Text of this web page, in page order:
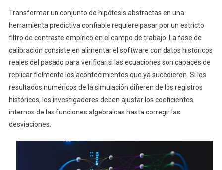
Transformar un conjunto de hipótesis abstractas en una
herramienta predictiva confiable requiere pasar por un estricto
filtro de contraste empírico en el campo de trabajo. La fase de
calibración consiste en alimentar el software con datos históricos
reales del pasado para verificar si las ecuaciones son capaces de
replicar fielmente los acontecimientos que ya sucedieron. Si los
resultados numéricos de la simulación difieren de los registros
históricos, los investigadores deben ajustar los coeficientes
internos de las funciones algebraicas hasta corregir las
desviaciones.